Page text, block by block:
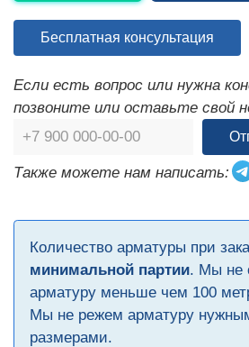
Бесплатная консультация
Если есть вопрос или нужна
позвоните или оставьте свой
Также можете нам написать:
Количество арматуры при
минимальной партии. Мы не
арматуру меньше чем 100
Мы не режем арматуру
размерами.